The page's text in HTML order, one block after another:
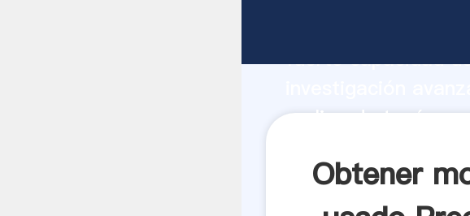
fuerte capacidad
molino de tazón
Obtener